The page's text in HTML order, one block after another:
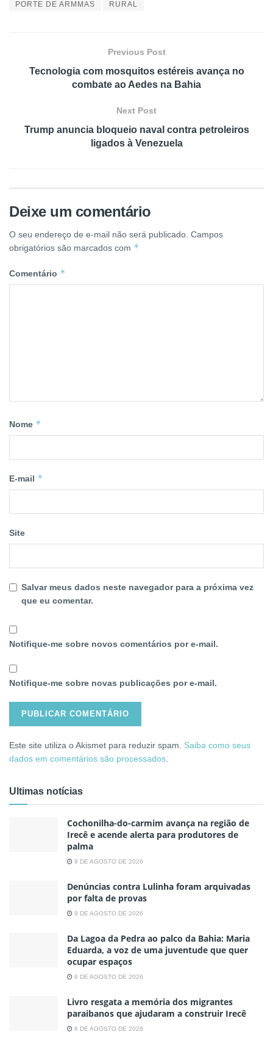
PORTE DE ARMMAS RURAL
Previous Post
Tecnologia com mosquitos estéreis avança no
combate ao Aedes na Bahia
Next Post
Trump anuncia bloqueio naval contra petroleiros
ligados à Venezuela
Deixe um comentário
O seu endereço de e-mail não será publicado. Campos
obrigatórios são marcados com *
Comentário *
Nome *
E-mail *
Site
Salvar meus dados neste navegador para a próxima vez
que eu comentar.
Notifique-me sobre novos comentários por e-mail.
Notifique-me sobre novas publicações por e-mail.
Este site utiliza o Akismet para reduzir spam. Saiba como seus
dados em comentários são processados
Ultimas notícias
Cochonilha-do-carmim avança na região de
Irecê e acende alerta para produtores de
palma
9 DE AGOSTO DE 2026
Denúncias contra Lulinha foram arquivadas
por falta de provas
9 DE AGOSTO DE 2026
Da Lagoa da Pedra ao palco da Bahia: Maria
Eduarda, a voz de uma juventude que quer
ocupar espaços
6 DE AGOSTO DE 2026
Livro resgata a memória dos migrantes
paraibanos que ajudaram a construir Irecê
6 DE AGOSTO DE 2026